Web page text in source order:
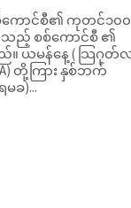
စ်ကောင်စီ၏ ကုတင်၁၀၀
သည့် စစ်ကောင်စီ ၏
တ်လ
တို့ကြား နှစ်ဘက်
ခ)...